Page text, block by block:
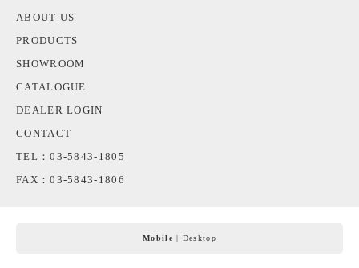
ABOUT US
PRODUCTS
SHOWROOM
CATALOGUE
DEALER LOGIN
CONTACT
TEL：03-5843-1805
FAX：03-5843-1806
Mobile | Desktop